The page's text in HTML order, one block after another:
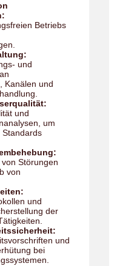
Betriebs
und
Kanälen und
und
um
Standards
Störungen
von
und
der
und
bei